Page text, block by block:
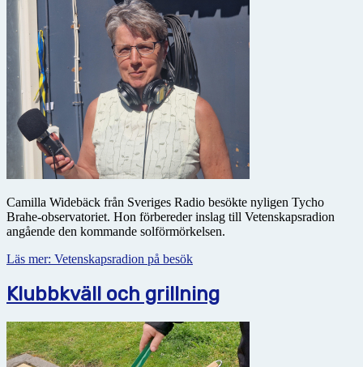
Camilla Widebäck från Sveriges Radio besökte nyligen Tycho
Brahe-observatoriet. Hon förbereder inslag till Vetenskapsradion
angående den kommande solförmörkelsen.
Läs mer: Vetenskapsradion på besök
Klubbkväll och grillning